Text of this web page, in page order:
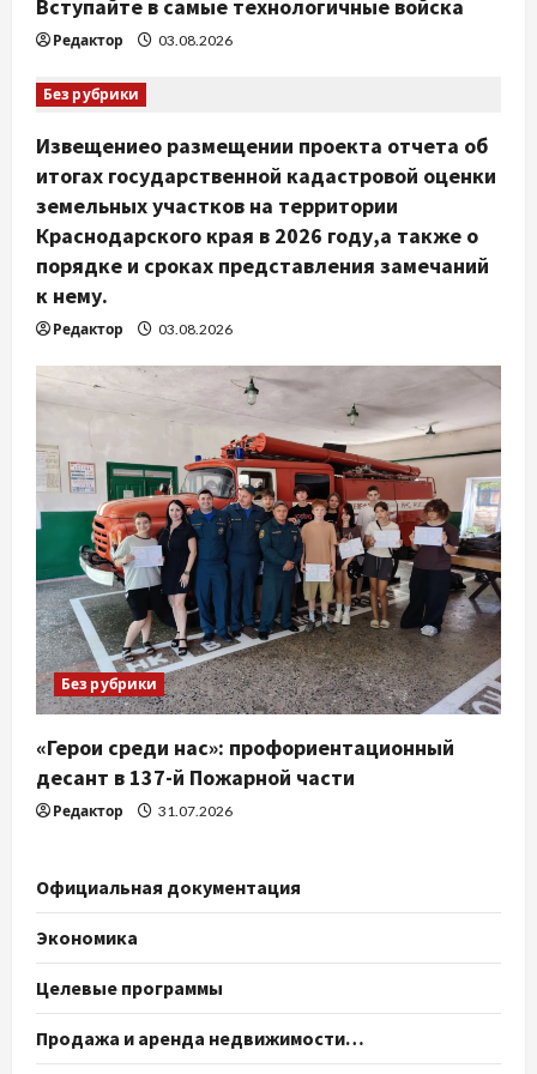
я
м
Вступайте в самые технологичные войска
Редактор 03.08.2026
Без рубрики
Извещениео размещении проекта отчета об
итогах государственной кадастровой оценки
земельных участков на территории
Краснодарского края в 2026 году,а также о
порядке и сроках представления замечаний
к нему.
Редактор 03.08.2026
Без рубрики
«Герои среди нас»: профориентационный
десант в 137-й Пожарной части
Редактор 31.07.2026
Официальная документация
Экономика
Целевые программы
Продажа и аренда недвижимости…